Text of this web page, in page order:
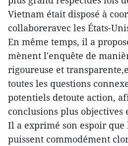
Vietnam était disposé à
collaboreravec les États-
En même temps, il a
mènent l'enquête de
rigoureuse et
toutes les questions
potentiels detoute action,
conclusions plus objectives
Il a exprimé son espoir que
puissent commodément